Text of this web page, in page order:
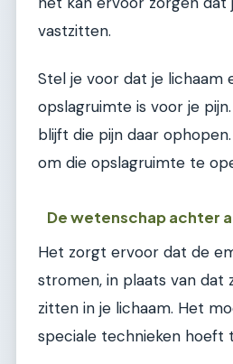
vastzitten.
Stel je voor dat je lichaam
opslagruimte is voor je
blijft die pijn daar
om die opslagruimte te
De wetenschap achter
Het zorgt ervoor dat de
stromen, in plaats van dat
zitten in je lichaam. Het
speciale technieken hoeft